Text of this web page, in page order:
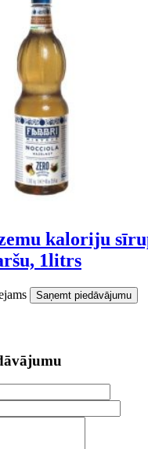
kaloriju
1litrs
Saņemt piedāvājumu